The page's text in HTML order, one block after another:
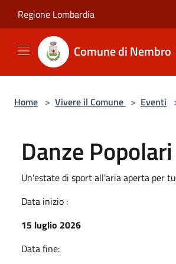
Regione Lombardia
Comune di Nembro
Home > Vivere il Comune > Eventi
Danze Popolari
Un'estate di sport all'aria aperta per
Data inizio :
15 luglio 2026
Data fine: